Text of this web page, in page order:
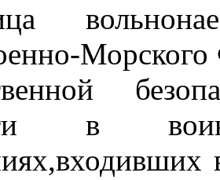
Морского
в